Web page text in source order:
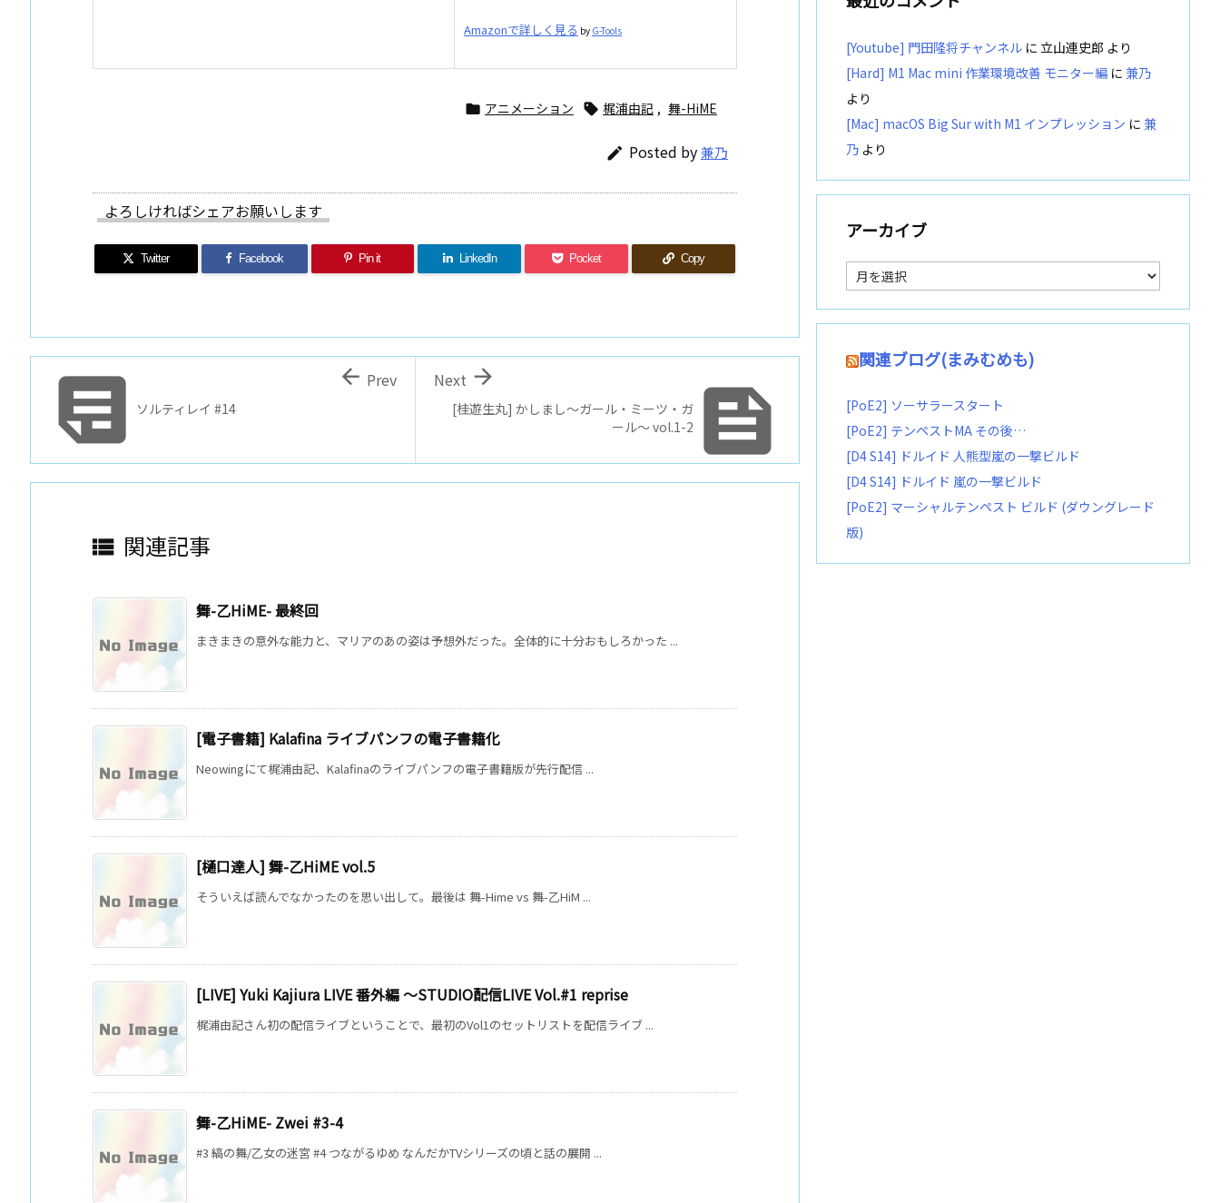
Amazonで詳しく見る by G-Tools
 アニメーション  梶浦由記 , 舞-HiME
 Posted by兼乃
よろしければシェアお願いします
Twitter Facebook Pin it LinkedIn Pocket Copy

[桂遊生丸] かしまし～ガール・ミーツ・ガ
ール～ vol.1-2

Next
 ソルティレイ #14
 Prev
 関連記事
舞-乙HiME- 最終回
まきまきの意外な能力と、マリアのあの姿は予想外だった。全体的に十分おもしろかった ...
[電子書籍] Kalafina ライブパンフの電子書籍化
Neowingにて梶浦由記、Kalafinaのライブパンフの電子書籍版が先行配信 ...
[樋口達人] 舞-乙HiME vol.5
そういえば読んでなかったのを思い出して。最後は 舞-Hime vs 舞-乙HiM ...
[LIVE] Yuki Kajiura LIVE 番外編 ～STUDIO配信LIVE Vol.#1 reprise
梶浦由記さん初の配信ライブということで、最初のVol1のセットリストを配信ライブ ...
舞-乙HiME- Zwei #3-4
#3 縞の舞/乙女の迷宮 #4 つながるゆめ なんだかTVシリーズの頃と話の展開 ...
[Youtube] 門田隆将チャンネル に 立山連史郎 より
[Hard] M1 Mac mini 作業環境改善 モニター編 に 兼乃
より
[Mac] macOS Big Sur with M1 インプレッション に 兼
乃 より
アーカイブ
ア
ー
カ
イ
関連ブログ(まみむめも)
[PoE2] ソーサラースタート
[PoE2] テンペストMA その後…
[D4 S14] ドルイド 人熊型嵐の一撃ビルド
[D4 S14] ドルイド 嵐の一撃ビルド
[PoE2] マーシャルテンペスト ビルド (ダウングレード
版)